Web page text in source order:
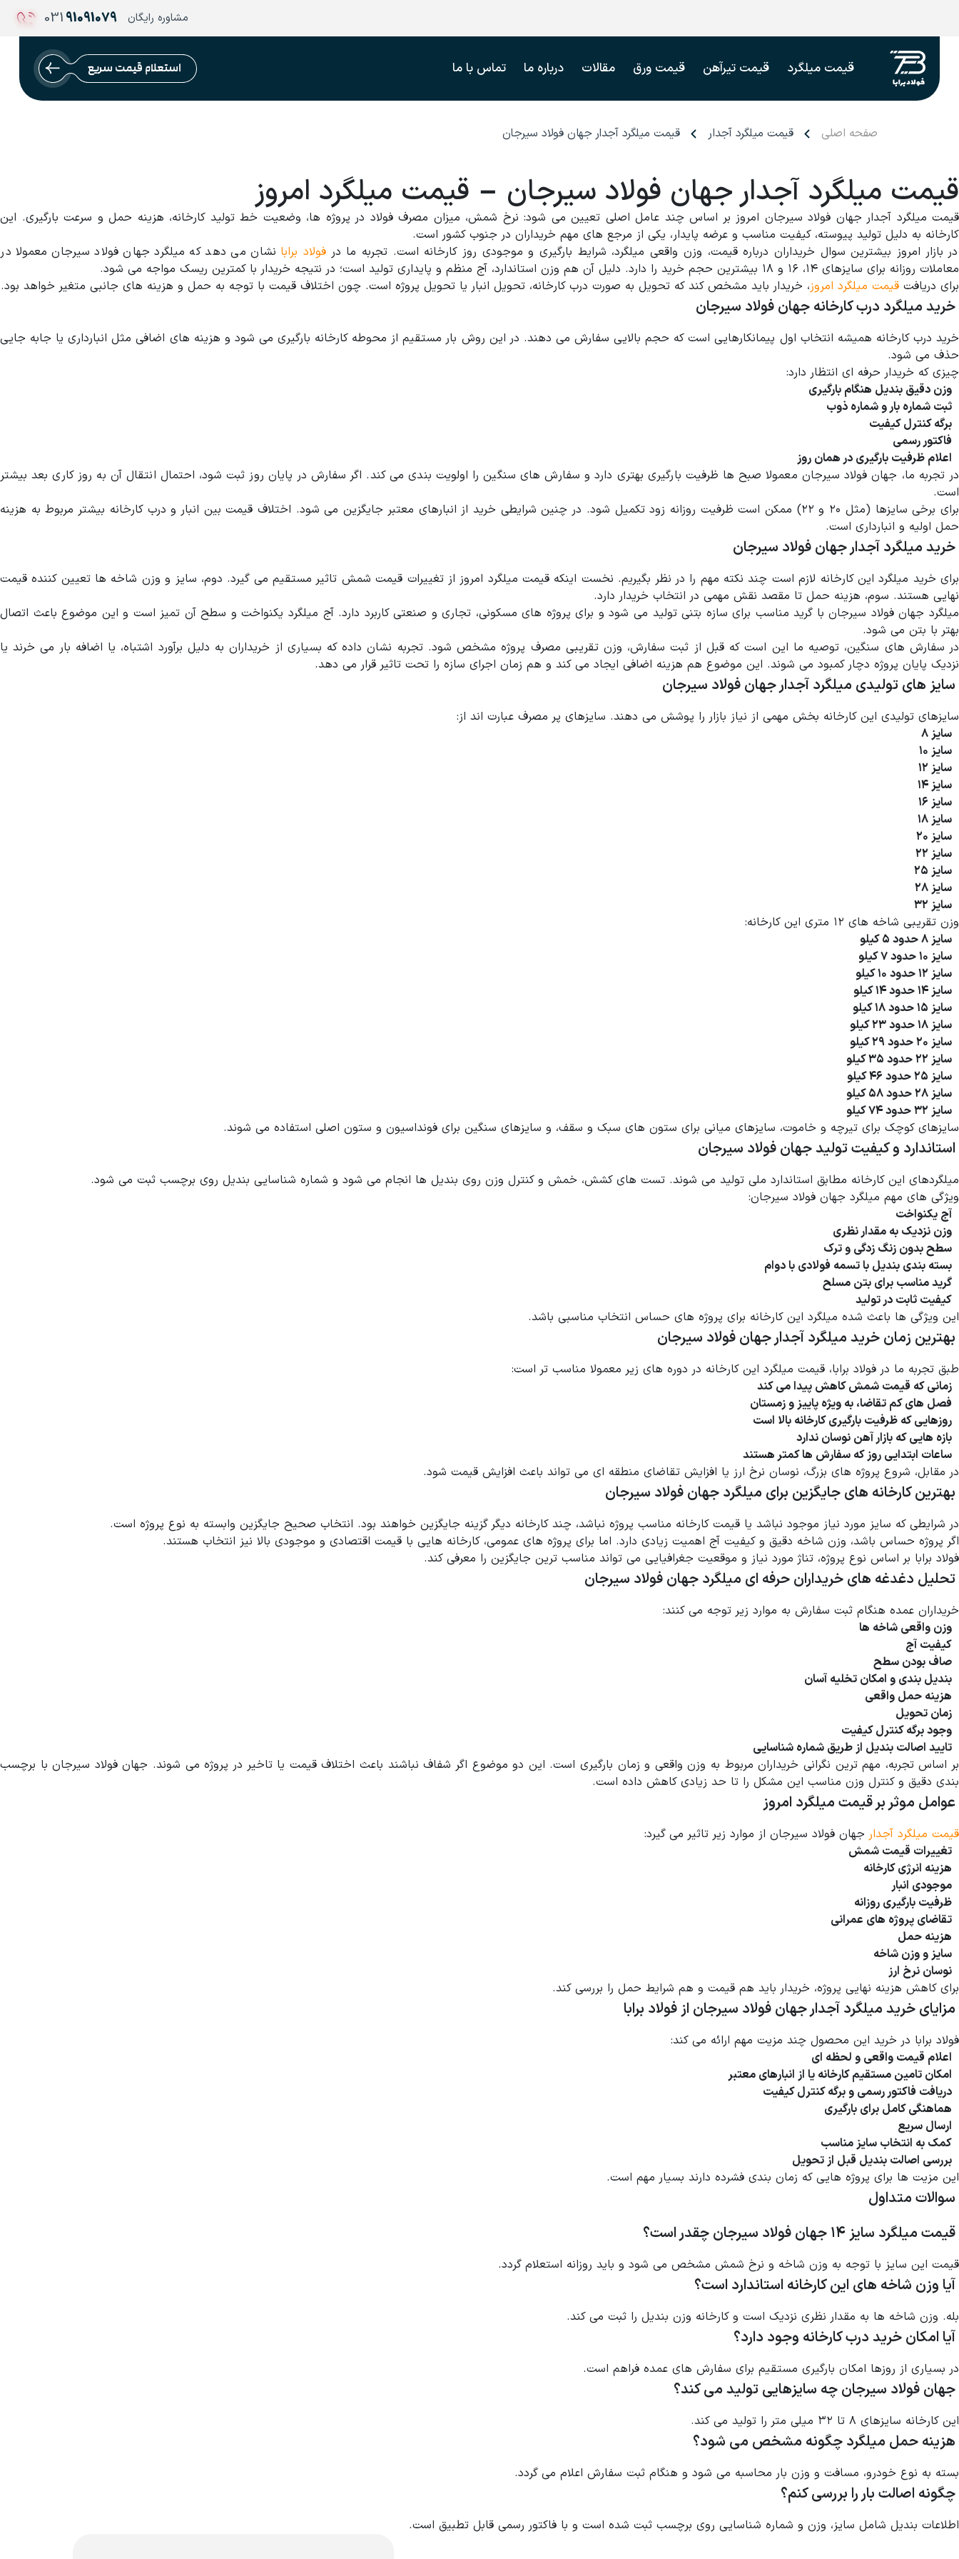
مشاوره رایگان 91091079
031
قیمت میلگرد قیمت تیرآهن قیمت ورق مقالات درباره ما تماس با ما استعلام قیمت سریع
صفحه اصلی قیمت میلگرد آجدار قیمت میلگرد آجدار جهان فولاد سیرجان
قیمت میلگرد آجدار جهان فولاد سیرجان – قیمت میلگرد امروز
قیمت میلگرد آجدار جهان فولاد سیرجان امروز بر اساس چند عامل اصلی تعیین می شود: نرخ شمش، میزان مصرف فولاد در پروژه ها، وضعیت خط تولید کارخانه، هزینه حمل و سرعت بارگیری. این
کارخانه به دلیل تولید پیوسته، کیفیت مناسب و عرضه پایدار، یکی از مرجع های مهم خریداران در جنوب کشور است.
در بازار امروز بیشترین سوال خریداران درباره قیمت، وزن واقعی میلگرد، شرایط بارگیری و موجودی روز کارخانه است. تجربه ما درفولاد برابا نشان می دهد که میلگرد جهان فولاد سیرجان معمولا در
معاملات روزانه برای سایزهای ۱۴، ۱۶ و ۱۸ بیشترین حجم خرید را دارد. دلیل آن هم وزن استاندارد، آج منظم و پایداری تولید است؛ در نتیجه خریدار با کمترین ریسک مواجه می شود.
برای دریافت قیمت میلگرد امروز، خریدار باید مشخص کند که تحویل به صورت درب کارخانه، تحویل انبار یا تحویل پروژه است. چون اختلاف قیمت با توجه به حمل و هزینه های جانبی متغیر خواهد بود.
خرید میلگرد درب کارخانه جهان فولاد سیرجان
خرید درب کارخانه همیشه انتخاب اول پیمانکارهایی است که حجم بالایی سفارش می دهند. در این روش بار مستقیم از محوطه کارخانه بارگیری می شود و هزینه های اضافی مثل انبارداری یا جابه جایی
حذف می شود.
چیزی که خریدار حرفه ای انتظار دارد:
وزن دقیق بندیل هنگام بارگیری
ثبت شماره بار و شماره ذوب
برگه کنترل کیفیت
فاکتور رسمی
اعلام ظرفیت بارگیری در همان روز
در تجربه ما، جهان فولاد سیرجان معمولا صبح ها ظرفیت بارگیری بهتری دارد و سفارش های سنگین را اولویت بندی می کند. اگر سفارش در پایان روز ثبت شود، احتمال انتقال آن به روز کاری بعد بیشتر
است.
برای برخی سایزها (مثل ۲۰ و ۲۲) ممکن است ظرفیت روزانه زود تکمیل شود. در چنین شرایطی خرید از انبارهای معتبر جایگزین می شود. اختلاف قیمت بین انبار و درب کارخانه بیشتر مربوط به هزینه
حمل اولیه و انبارداری است.
خرید میلگرد آجدار جهان فولاد سیرجان
برای خرید میلگرد این کارخانه لازم است چند نکته مهم را در نظر بگیریم. نخست اینکه قیمت میلگرد امروز از تغییرات قیمت شمش تاثیر مستقیم می گیرد. دوم، سایز و وزن شاخه ها تعیین کننده قیمت
نهایی هستند. سوم، هزینه حمل تا مقصد نقش مهمی در انتخاب خریدار دارد.
میلگرد جهان فولاد سیرجان با گرید مناسب برای سازه بتنی تولید می شود و برای پروژه های مسکونی، تجاری و صنعتی کاربرد دارد. آج میلگرد یکنواخت و سطح آن تمیز است و این موضوع باعث اتصال
بهتر با بتن می شود.
در سفارش های سنگین، توصیه ما این است که قبل از ثبت سفارش، وزن تقریبی مصرف پروژه مشخص شود. تجربه نشان داده که بسیاری از خریداران به دلیل برآورد اشتباه، یا اضافه بار می خرند یا
نزدیک پایان پروژه دچار کمبود می شوند. این موضوع هم هزینه اضافی ایجاد می کند و هم زمان اجرای سازه را تحت تاثیر قرار می دهد.
سایز های تولیدی میلگرد آجدار جهان فولاد سیرجان
سایزهای تولیدی این کارخانه بخش مهمی از نیاز بازار را پوشش می دهند. سایزهای پر مصرف عبارت اند از:
سایز ۸
سایز ۱۰
سایز ۱۲
سایز ۱۴
سایز ۱۶
سایز ۱۸
سایز ۲۰
سایز ۲۲
سایز ۲۵
سایز ۲۸
سایز ۳۲
وزن تقریبی شاخه های ۱۲ متری این کارخانه:
سایز ۸ حدود ۵ کیلو
سایز ۱۰ حدود ۷ کیلو
سایز ۱۲ حدود ۱۰ کیلو
سایز ۱۴ حدود ۱۴ کیلو
سایز ۱۵ حدود ۱۸ کیلو
سایز ۱۸ حدود ۲۳ کیلو
سایز ۲۰ حدود ۲۹ کیلو
سایز ۲۲ حدود ۳۵ کیلو
سایز ۲۵ حدود ۴۶ کیلو
سایز ۲۸ حدود ۵۸ کیلو
سایز ۳۲ حدود ۷۴ کیلو
سایزهای کوچک برای تیرچه و خاموت، سایزهای میانی برای ستون های سبک و سقف، و سایزهای سنگین برای فونداسیون و ستون اصلی استفاده می شوند.
استاندارد و کیفیت تولید جهان فولاد سیرجان
میلگردهای این کارخانه مطابق استاندارد ملی تولید می شوند. تست های کشش، خمش و کنترل وزن روی بندیل ها انجام می شود و شماره شناسایی بندیل روی برچسب ثبت می شود.
ویژگی های مهم میلگرد جهان فولاد سیرجان:
آج یکنواخت
وزن نزدیک به مقدار نظری
سطح بدون زنگ زدگی و ترک
بسته بندی بندیل با تسمه فولادی با دوام
گرید مناسب برای بتن مسلح
کیفیت ثابت در تولید
این ویژگی ها باعث شده میلگرد این کارخانه برای پروژه های حساس انتخاب مناسبی باشد.
بهترین زمان خرید میلگرد آجدار جهان فولاد سیرجان
طبق تجربه ما در فولاد برابا، قیمت میلگرد این کارخانه در دوره های زیر معمولا مناسب تر است:
زمانی که قیمت شمش کاهش پیدا می کند
فصل های کم تقاضا، به ویژه پاییز و زمستان
روزهایی که ظرفیت بارگیری کارخانه بالا است
بازه هایی که بازار آهن نوسان ندارد
ساعات ابتدایی روز که سفارش ها کمتر هستند
در مقابل، شروع پروژه های بزرگ، نوسان نرخ ارز یا افزایش تقاضای منطقه ای می تواند باعث افزایش قیمت شود.
بهترین کارخانه های جایگزین برای میلگرد جهان فولاد سیرجان
در شرایطی که سایز مورد نیاز موجود نباشد یا قیمت کارخانه مناسب پروژه نباشد، چند کارخانه دیگر گزینه جایگزین خواهند بود. انتخاب صحیح جایگزین وابسته به نوع پروژه است.
اگر پروژه حساس باشد، وزن شاخه دقیق و کیفیت آج اهمیت زیادی دارد. اما برای پروژه های عمومی، کارخانه هایی با قیمت اقتصادی و موجودی بالا نیز انتخاب هستند.
فولاد برابا بر اساس نوع پروژه، تناژ مورد نیاز و موقعیت جغرافیایی می تواند مناسب ترین جایگزین را معرفی کند.
تحلیل دغدغه های خریداران حرفه ای میلگرد جهان فولاد سیرجان
خریداران عمده هنگام ثبت سفارش به موارد زیر توجه می کنند:
وزن واقعی شاخه ها
کیفیت آج
صاف بودن سطح
بندیل بندی و امکان تخلیه آسان
هزینه حمل واقعی
زمان تحویل
وجود برگه کنترل کیفیت
تایید اصالت بندیل از طریق شماره شناسایی
بر اساس تجربه، مهم ترین نگرانی خریداران مربوط به وزن واقعی و زمان بارگیری است. این دو موضوع اگر شفاف نباشند باعث اختلاف قیمت یا تاخیر در پروژه می شوند. جهان فولاد سیرجان با برچسب
بندی دقیق و کنترل وزن مناسب این مشکل را تا حد زیادی کاهش داده است.
عوامل موثر بر قیمت میلگرد امروز
قیمت میلگرد آجدار جهان فولاد سیرجان از موارد زیر تاثیر می گیرد:
تغییرات قیمت شمش
هزینه انرژی کارخانه
موجودی انبار
ظرفیت بارگیری روزانه
تقاضای پروژه های عمرانی
هزینه حمل
سایز و وزن شاخه
نوسان نرخ ارز
برای کاهش هزینه نهایی پروژه، خریدار باید هم قیمت و هم شرایط حمل را بررسی کند.
مزایای خرید میلگرد آجدار جهان فولاد سیرجان از فولاد برابا
فولاد برابا در خرید این محصول چند مزیت مهم ارائه می کند:
اعلام قیمت واقعی و لحظه ای
امکان تامین مستقیم کارخانه یا از انبارهای معتبر
دریافت فاکتور رسمی و برگه کنترل کیفیت
هماهنگی کامل برای بارگیری
ارسال سریع
کمک به انتخاب سایز مناسب
بررسی اصالت بندیل قبل از تحویل
این مزیت ها برای پروژه هایی که زمان بندی فشرده دارند بسیار مهم است.
سوالات متداول
قیمت میلگرد سایز ۱۴ جهان فولاد سیرجان چقدر است؟
قیمت این سایز با توجه به وزن شاخه و نرخ شمش مشخص می شود و باید روزانه استعلام گردد.
آیا وزن شاخه های این کارخانه استاندارد است؟
بله. وزن شاخه ها به مقدار نظری نزدیک است و کارخانه وزن بندیل را ثبت می کند.
آیا امکان خرید درب کارخانه وجود دارد؟
در بسیاری از روزها امکان بارگیری مستقیم برای سفارش های عمده فراهم است.
جهان فولاد سیرجان چه سایزهایی تولید می کند؟
این کارخانه سایزهای ۸ تا ۳۲ میلی متر را تولید می کند.
هزینه حمل میلگرد چگونه مشخص می شود؟
بسته به نوع خودرو، مسافت و وزن بار محاسبه می شود و هنگام ثبت سفارش اعلام می گردد.
چگونه اصالت بار را بررسی کنم؟
اطلاعات بندیل شامل سایز، وزن و شماره شناسایی روی برچسب ثبت شده است و با فاکتور رسمی قابل تطبیق است.